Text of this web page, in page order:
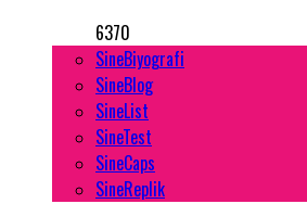
6370
SineBiyografi
SineBlog
SineList
SineTest
SineCaps
SineReplik